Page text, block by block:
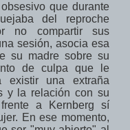
que durante
del reproche
no compartir sus
sesión, asocia esa
su madre sobre su
de culpa que le
existir una
extraña
y la relación con su
a Kernberg sí
. En ese momento,